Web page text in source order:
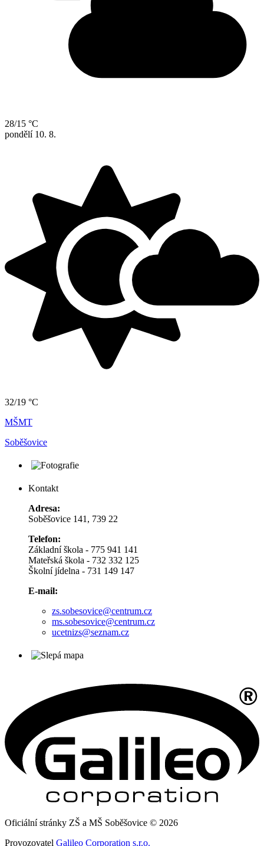
28/15 °C
pondělí 10. 8.
32/19 °C
MŠMT
Soběšovice
Kontakt
Adresa:
Soběšovice 141, 739 22
Telefon:
Základní škola - 775 941 141
Mateřská škola - 732 332 125
Školní jídelna - 731 149 147
E-mail:
zs.sobesovice@centrum.cz
ms.sobesovice@centrum.cz
ucetnizs@seznam.cz
Oficiální stránky ZŠ a MŠ Soběšovice © 2026
Provozovatel Galileo Corporation s.r.o.